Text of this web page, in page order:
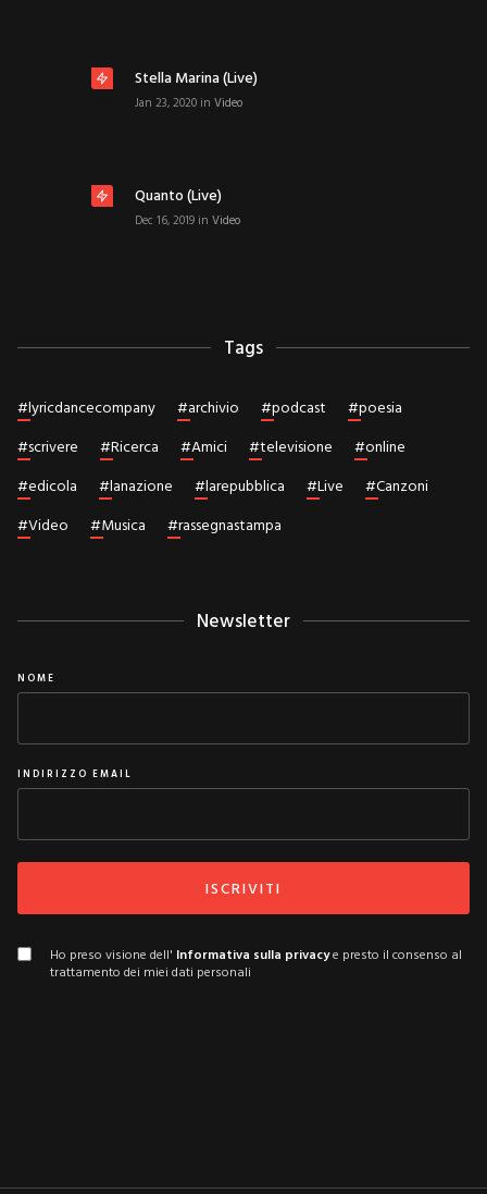
Stella Marina (live)
Jan 23, 2020 in Video
Quanto (live)
Dec 16, 2019 in Video
Tags
#lyricdancecompany #archivio #podcast #poesia
#scrivere #Ricerca #Amici #televisione #online
#edicola #lanazione #larepubblica #Live #Canzoni
#Video #Musica #rassegnastampa
Newsletter
NOME
INDIRIZZO EMAIL
Ho preso visione dell' Informativa sulla privacye presto il consenso al
trattamento dei miei dati personali